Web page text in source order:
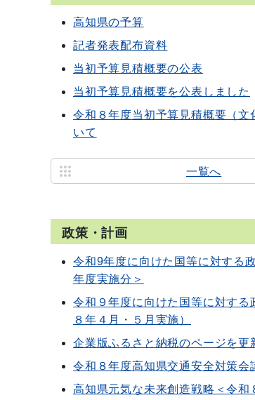
高知県の予算
記者発表配布資料
当初予算見積概要の公表
当初予算見積概要を公表しました
令和８年度当初予算見積概要（文
いて
一覧へ
政策・計画
令和9年度に向けた国等に対する
年度実施分＞
令和９年度に向けた国等に対する
８年４月・５月実施）
企業版ふるさと納税のページを更
令和８年度高知県交通安全対策会
高知県元気な未来創造戦略＜令和